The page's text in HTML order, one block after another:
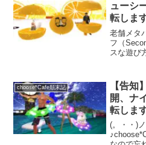
ューシ
転しま
老舗メタ
フ（
スな遊び
Day」テ
産はギミ
（Free）
です。お
気軽にお
choose*Cafe顛末記
【告知
開、ナ
転します
(。・・)